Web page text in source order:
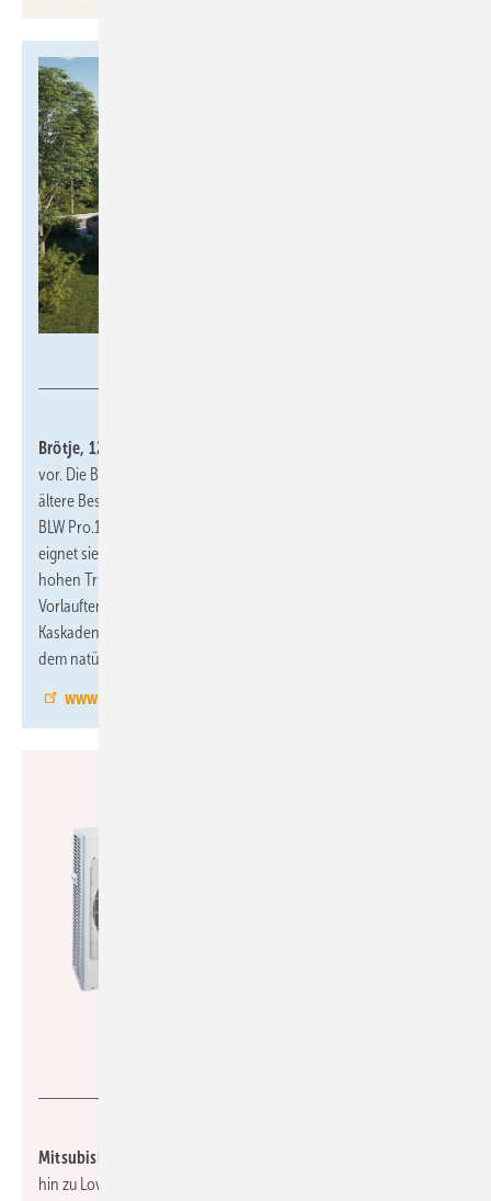
Brötje, 12.1-E59,
vor. Die BLW Mono.1 beheizt mit 70 °C Vorlauftemperatur sowohl
ältere Bestandsgebäude als auch Neubauten im Alleingang. Die
BLW Pro.1 in den Varianten 20 kW und 30 kW Wärmeleistung
eignet sie sich besonders für gewerbliche Anwendungen und
hohen Trinkwasserwärmekomfort. Sie erreicht
Vorlauftemperaturen von bis zu 80 °C und kann in Hybrid- und
Kaskadenanlagen betrieben werden. Beide Modelle arbeiten mit
dem natürlichen Kältemittel R290.
www.broetje.de
Mitsubishi Electric, 12.1-E79:
hin zu Low-GWP-Kältemitteln: